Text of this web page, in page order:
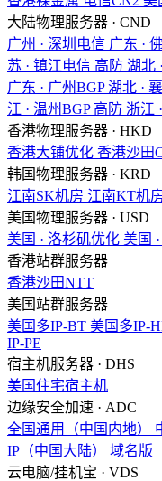
大陆物理服务器 · CND
广州 · 深圳电信 广东 ·
苏 · 镇江电信 高防 湖北
广东 · 广州BGP 湖北 ·
江 · 温州BGP 高防 浙江
香港物理服务器 · HKD
香港大铺优化 香港沙田
韩国物理服务器 · KRD
江南SK机房 江南KT机
美国物理服务器 · USD
美国 · 洛杉矶优化 美国
香港站群服务器
香港沙田NTT
美国站群服务器
美国多IP-BT 美国多IP-
IP-PE
宿主机服务器 · DHS
美国住宅宿主机
边缘安全加速 · ADC
全国通用（中国内地）
IP（中国大陆）
域名版
云电脑/挂机宝 · VDS